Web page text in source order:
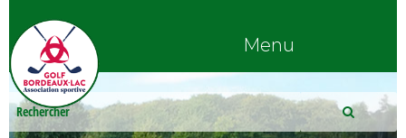
Menu